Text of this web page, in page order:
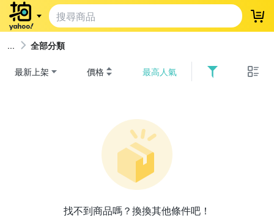
登
全部分類
最新上架 價格 最高人氣
找不到商品嗎？換換其他條件吧！